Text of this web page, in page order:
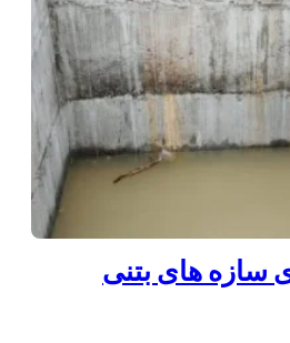
سازه های بتنی